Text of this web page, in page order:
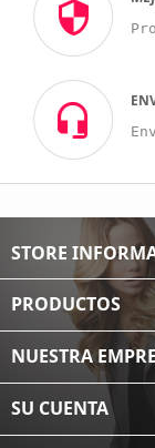
STORE
PRODUCTOS
NUESTRA
SU CUENTA